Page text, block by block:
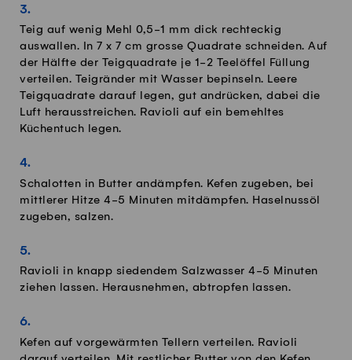
Teig auf wenig Mehl 0,5-1 mm dick rechteckig
auswallen. In 7 x 7 cm grosse Quadrate schneiden. Auf
der Hälfte der Teigquadrate je 1-2 Teelöffel Füllung
verteilen. Teigränder mit Wasser bepinseln. Leere
Teigquadrate darauf legen, gut andrücken, dabei die
Luft herausstreichen. Ravioli auf ein bemehltes
Küchentuch legen.
Schalotten in Butter andämpfen. Kefen zugeben, bei
mittlerer Hitze 4-5 Minuten mitdämpfen. Haselnussöl
zugeben, salzen.
Ravioli in knapp siedendem Salzwasser 4-5 Minuten
ziehen lassen. Herausnehmen, abtropfen lassen.
Kefen auf vorgewärmten Tellern verteilen. Ravioli